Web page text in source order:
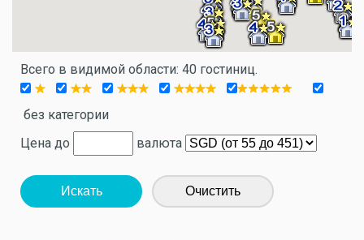
Всего в видимой области: 40 гостиниц.
без категории
Цена до
валюта
Искать Очистить